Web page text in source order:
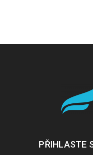
PŘIHLASTE